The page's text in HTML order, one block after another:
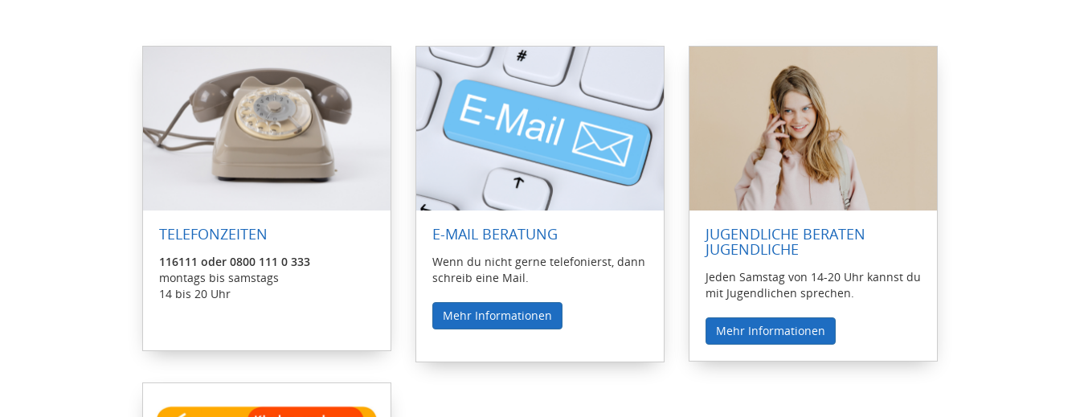
TELEFONZEITEN
116111 oder 0800 111 0 333
montags bis samstags
14 bis 20 Uhr
E-MAIL BERATUNG
Wenn du nicht gerne telefonierst, dann
schreib eine Mail.
Mehr Informationen
JUGENDLICHE BERATEN
JUGENDLICHE
Jeden Samstag von 14-20 Uhr kannst du
mit Jugendlichen sprechen.
Mehr Informationen